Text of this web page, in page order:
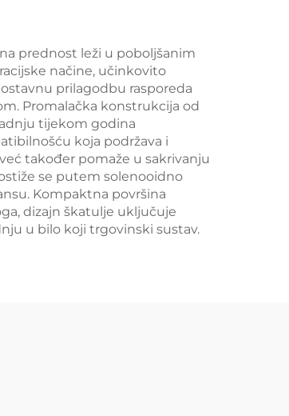
prednost leži u poboljšanim
načine, učinkovito
prilagodbu rasporeda
Promalačka konstrukcija od
tijekom godina
koja podržava i
također pomaže u sakrivanju
se putem solenooidno
Kompaktna površina
dizajn škatulje uključuje
u bilo koji trgovinski sustav.